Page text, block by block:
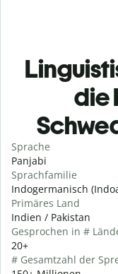
die
Sprache
Panjabi
Sprachfamilie
Indogermanisch
Primäres Land
Indien / Pakistan
Gesprochen in #
20+
# Gesamtzahl der